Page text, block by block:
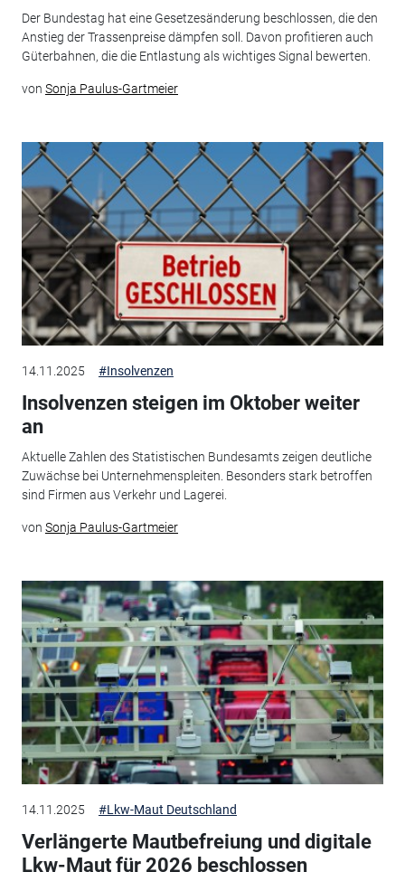
Der Bundestag hat eine Gesetzesänderung beschlossen, die den
Anstieg der Trassenpreise dämpfen soll. Davon profitieren auch
Güterbahnen, die die Entlastung als wichtiges Signal bewerten.
von Sonja Paulus-Gartmeier
14.11.2025 #Insolvenzen
Insolvenzen steigen im Oktober weiter
an
Aktuelle Zahlen des Statistischen Bundesamts zeigen deutliche
Zuwächse bei Unternehmenspleiten. Besonders stark betroffen
sind Firmen aus Verkehr und Lagerei.
von Sonja Paulus-Gartmeier
14.11.2025 #Lkw-Maut Deutschland
Verlängerte Mautbefreiung und digitale
Lkw-Maut für 2026 beschlossen